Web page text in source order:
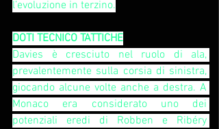
l’evoluzione in terzino.
DOTI TECNICO TATTICHE
Davies è cresciuto nel ruolo di ala,
prevalentemente sulla corsia di sinistra,
giocando alcune volte anche a destra. A
Monaco era considerato uno dei
potenziali eredi di Robben e Ribéry